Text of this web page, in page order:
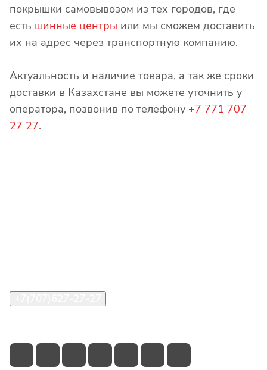
покрышки самовывозом из тех городов, где
есть шинные центры или мы сможем доставить
их на адрес через транспортную компанию.
Актуальность и наличие товара, а так же сроки
доставки в Казахстане вы можете уточнить у
оператора, позвонив по телефону +7 771 707
27 27.